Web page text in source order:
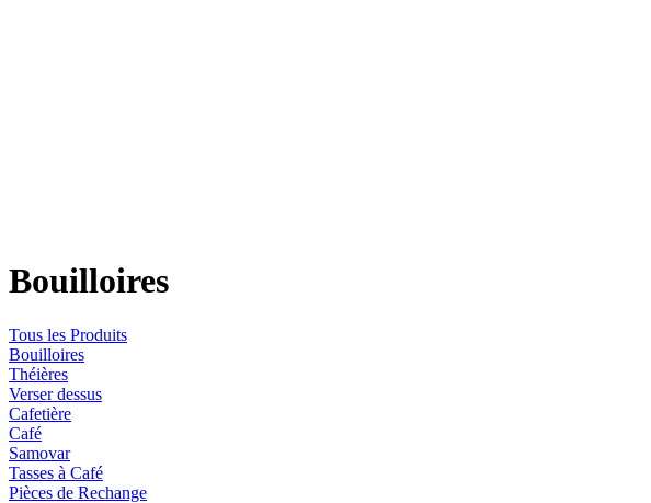
Bouilloires
Tous les Produits
Bouilloires
Théières
Verser dessus
Cafetière
Café
Samovar
Tasses à Café
Pièces de Rechange